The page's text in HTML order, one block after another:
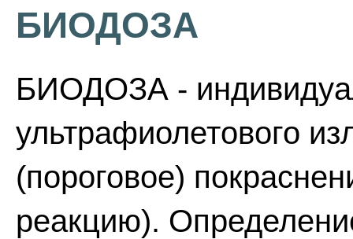
БИОДОЗА
БИОДОЗА -
ультрафиолетового
(пороговое)
реакцию).